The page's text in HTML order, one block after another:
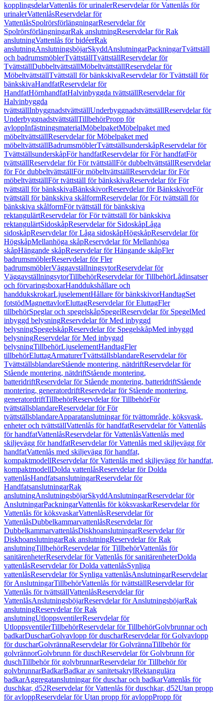
kopplingsdelarVattenlås för urinalerReservdelar för Vattenlås för
urinalerVattenlåsReservdelar för
VattenlåsSpolrörsförlängningarReservdelar för
SpolrörsförlängningarRak anslutningReservdelar för Rak
anslutningVattenlås för bidéerRak
anslutningAnslutningsböjarSkyddAnslutningarPackningarTvättställ
och badrumsmöblerTvättställTvättställReservdelar för
TvättställDubbeltvättställMöbeltvättställReservdelar för
MöbeltvättställTvättställ för bänkskivaReservdelar för Tvättställ för
bänkskivaHandfatReservdelar för
HandfatHörnhandfatHalvinbyggda tvättställReservdelar för
Halvinbyggda
tvättställInbyggnadstvättställUnderbyggnadstvättställReservdelar för
UnderbyggnadstvättställTillbehörPropp för
avloppInfästningsmaterialMöbelpaketMöbelpaket med
möbeltvättställReservdelar för Möbelpaket med
möbeltvättställBadrumsmöblerTvättställsunderskåpReservdelar för
TvättställsunderskåpFör handfatReservdelar för För handfatFör
tvättställReservdelar för För tvättställFör dubbeltvättställReservdelar
för För dubbeltvättställFör möbeltvättställReservdelar för För
möbeltvättställFör tvättställ för bänkskivaReservdelar för För
tvättställ för bänkskivaBänkskivorReservdelar för BänkskivorFör
tvättställ för bänkskiva skålformReservdelar för För tvättställ för
bänkskiva skålformFör tvättställ för bänkskiva
rektangulärtReservdelar för För tvättställ för bänkskiva
rektangulärtSidoskåpReservdelar för SidoskåpLåga
sidoskåpReservdelar för Låga sidoskåpHögskåpReservdelar för
HögskåpMellanhöga skåpReservdelar för Mellanhöga
skåpHängande skåpReservdelar för Hängande skåpFler
badrumsmöblerReservdelar för Fler
badrumsmöblerVäggavställningsytorReservdelar för
VäggavställningsytorTillbehörReservdelar för TillbehörLådinsatser
och förvaringsboxarHanddukshållare och
handdukskrokarLjuselementHållare för bänkskivorHandtagSet
fotstödMagnettavlorEluttagReservdelar för EluttagFler
tillbehörSpeglar och spegelskåpSpegelReservdelar för SpegelMed
inbyggd belysningReservdelar för Med inbyggd
belysningSpegelskåpReservdelar för SpegelskåpMed inbyggd
belysningReservdelar för Med inbyggd
belysningTillbehörLjuselementHandtagFler
tillbehörEluttagArmaturerTvättställsblandareReservdelar för
TvättställsblandareStående montering, nätdriftReservdelar för
Stående montering, nätdriftStående montering,
batteridriftReservdelar för Stående montering, batteridriftStående
montering, generatordriftReservdelar för Stående montering,
generatordriftTillbehörReservdelar för TillbehörFör
tvättställsblandareReservdelar för För
tvättställsblandareApparatanslutningar för tvättområde, köksvask,
enheter och tvättställVattenlås för handfatReservdelar för Vattenlås
för handfatVattenlåsReservdelar för VattenlåsVattenlås med
skiljevägg för handfatReservdelar för Vattenlås med skiljevägg för
handfatVattenlås med skiljevägg för handfat,
kompaktmodellReservdelar för Vattenlås med skiljevägg för handfat,
kompaktmodellDolda vattenlåsReservdelar för Dolda
vattenlåsHandfatsanslutningarReservdelar för
HandfatsanslutningarRak
anslutningAnslutningsböjarSkyddAnslutningarReservdelar för
AnslutningarPackningarVattenlås för köksvaskarReservdelar för
Vattenlås för köksvaskarVattenlåsReservdelar för
VattenlåsDubbelkammarvattenlåsReservdelar för
DubbelkammarvattenlåsDiskhoanslutningarReservdelar för
DiskhoanslutningarRak anslutningReservdelar för Rak
anslutningTillbehörReservdelar för TillbehörVattenlås för
sanitärenheterReservdelar för Vattenlås för sanitärenheterDolda
vattenlåsReservdelar för Dolda vattenlåsSynliga
vattenlåsReservdelar för Synliga vattenlåsAnslutningarReservdelar
för AnslutningarTillbehörVattenlås för tvättställReservdelar för
Vattenlås för tvättställVattenlåsReservdelar för
VattenlåsAnslutningsböjarReservdelar för AnslutningsböjarRak
anslutningReservdelar för Rak
anslutningUtloppsventilerReservdelar för
UtloppsventilerTillbehörReservdelar för TillbehörGolvbrunnar och
badkarDuscharGolvavlopp för duscharReservdelar för Golvavlopp
för duscharGolvrännaReservdelar för GolvrännaTillbehör för
golvrännorGolvbrunn för duschReservdelar för Golvbrunn för
duschTillbehör för golvbrunnarReservdelar för Tillbehör för
golvbrunnarBadkarBadkar av sanitetsakrylRektangulära
badkarAggregatanslutningar för duschar och badkarVattenlås för
duschkar, d52Reservdelar för Vattenlås för duschkar, d52Utan propp
för avloppReservdelar för Utan propp för avloppPropp för